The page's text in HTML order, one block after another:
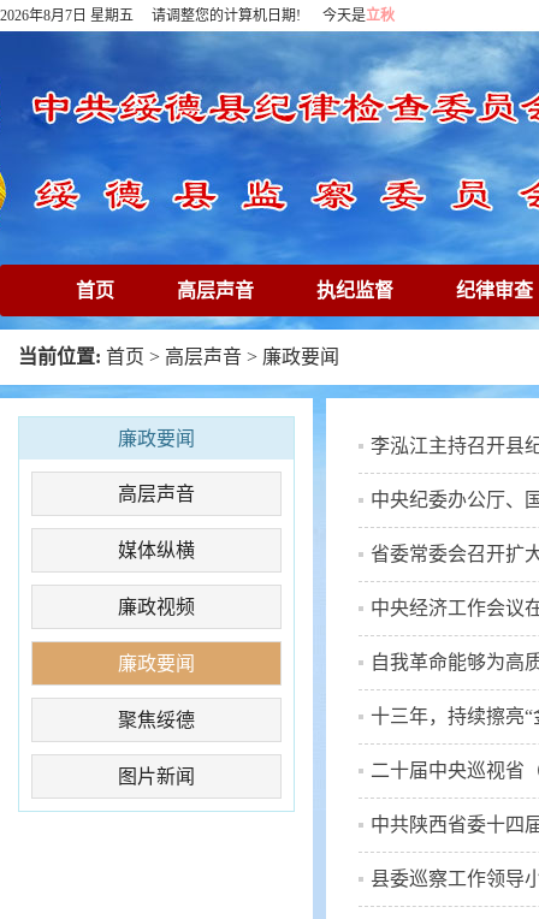
2026年8月7日 星期五 请调整您的计算机日期! 今天是立秋
首页 高层声音 执纪监督 纪律审查
下载专区 在线访谈
当前位置: 首页 > 高层声音 > 廉政要闻
廉政要闻
高层声音
媒体纵横
廉政视频
廉政要闻
聚焦绥德
图片新闻
李泓江主持召开县
中央纪委办公厅、
省委常委会召开扩
中央经济工作会议
自我革命能够为高
十三年，持续擦亮“
二十届中央巡视省
中共陕西省委十四
县委巡察工作领导